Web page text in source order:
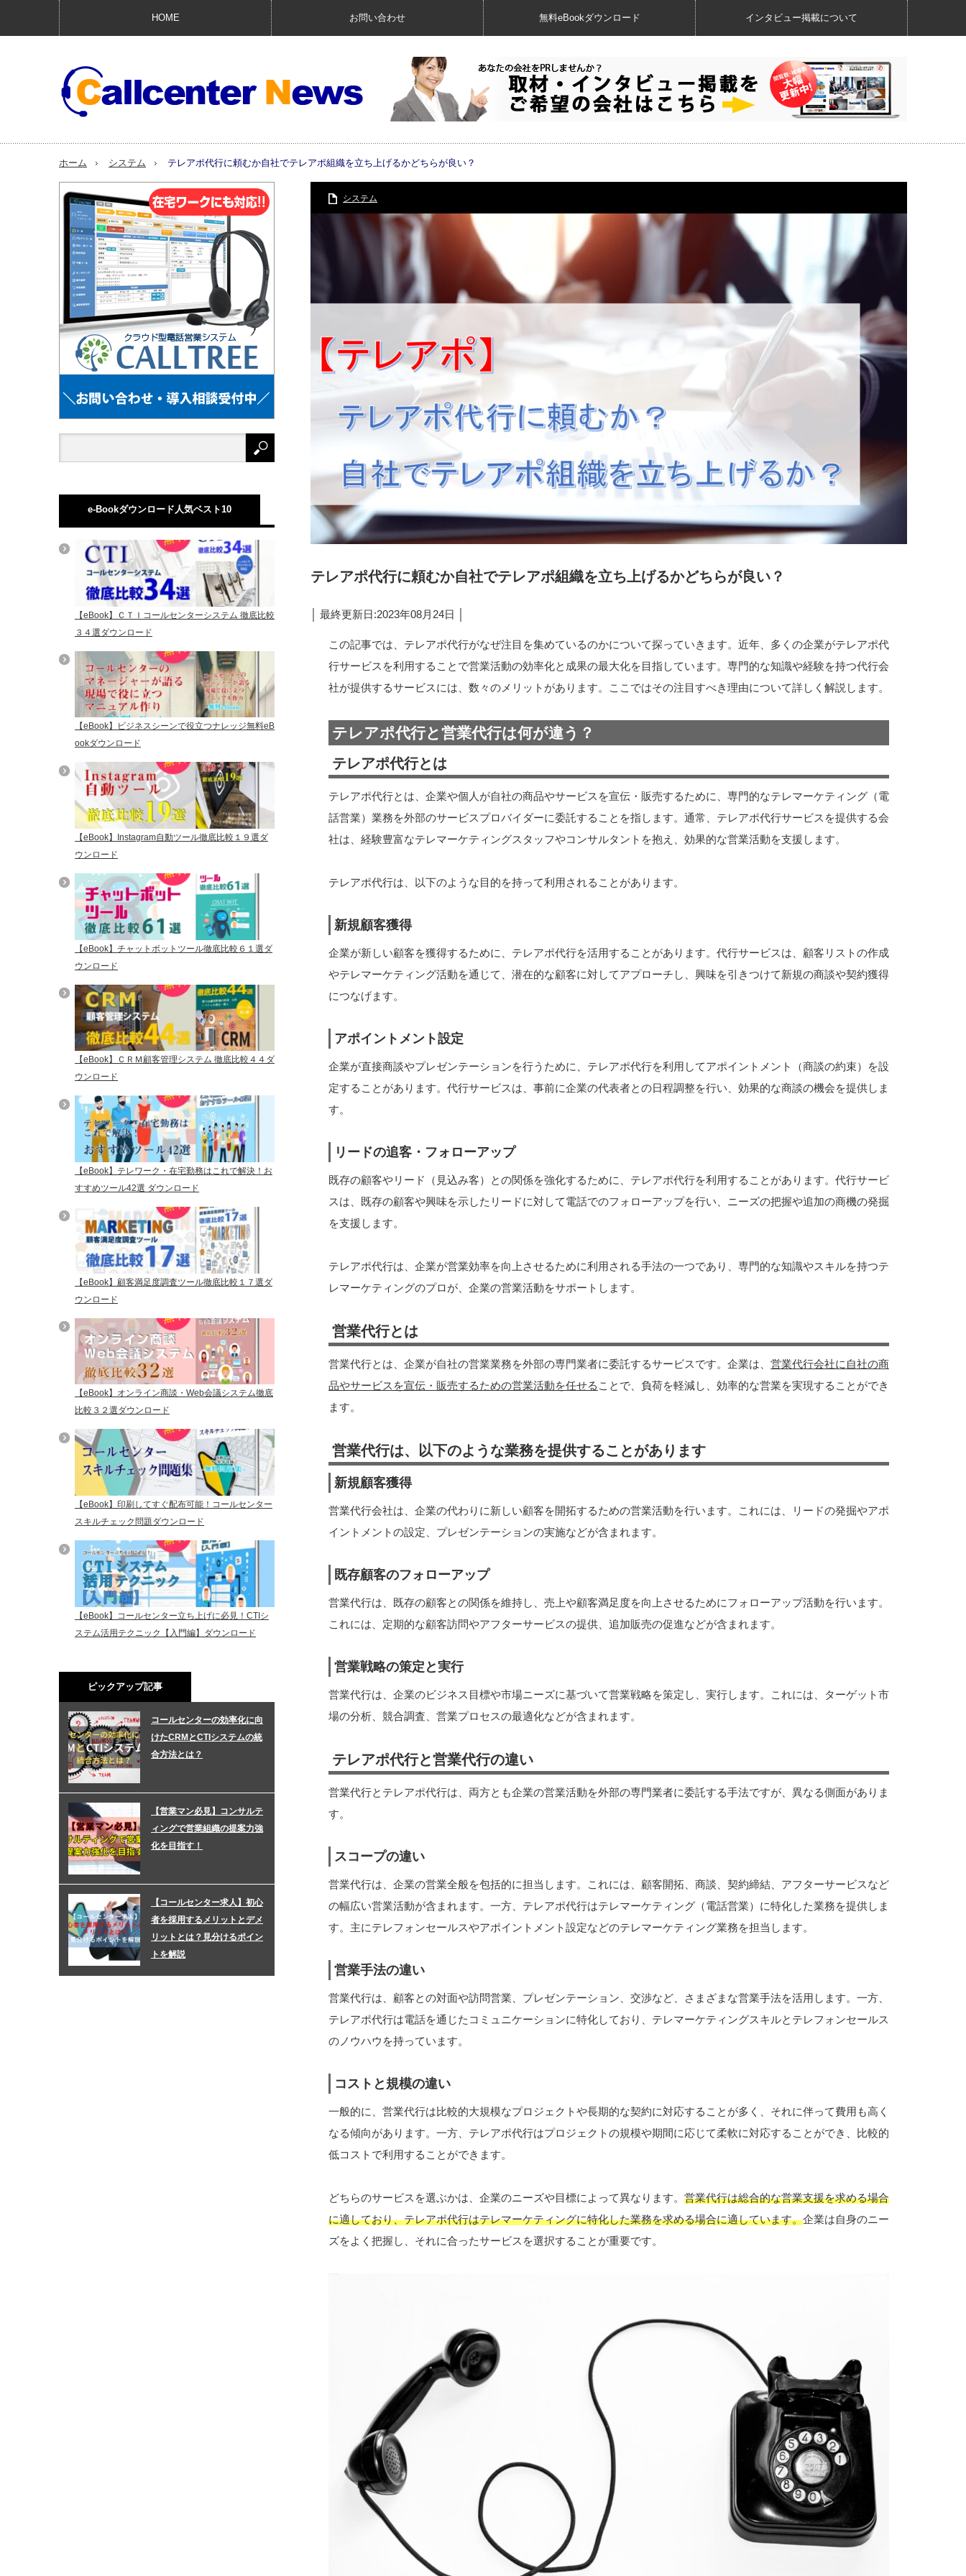
HOME お問い合わせ 無料eBookダウンロード インタビュー掲載について
ホーム システム テレアポ代行に頼むか自社でテレアポ組織を立ち上げるかどちらが良い？
システム
テレアポ代行に頼むか自社でテレアポ組織を立ち上げるかどちらが良い？
│ 最終更新日:2023年08月24日 │
この記事では、テレアポ代行がなぜ注目を集めているのかについて探っていきます。近年、多くの企業がテレアポ代
行サービスを利用することで営業活動の効率化と成果の最大化を目指しています。専門的な知識や経験を持つ代行会
社が提供するサービスには、数々のメリットがあります。ここではその注目すべき理由について詳しく解説します。
テレアポ代行と営業代行は何が違う？
テレアポ代行とは
テレアポ代行とは、企業や個人が自社の商品やサービスを宣伝・販売するために、専門的なテレマーケティング（電
話営業）業務を外部のサービスプロバイダーに委託することを指します。通常、テレアポ代行サービスを提供する会
社は、経験豊富なテレマーケティングスタッフやコンサルタントを抱え、効果的な営業活動を支援します。
テレアポ代行は、以下のような目的を持って利用されることがあります。
新規顧客獲得
企業が新しい顧客を獲得するために、テレアポ代行を活用することがあります。代行サービスは、顧客リストの作成
やテレマーケティング活動を通じて、潜在的な顧客に対してアプローチし、興味を引きつけて新規の商談や契約獲得
につなげます。
アポイントメント設定
企業が直接商談やプレゼンテーションを行うために、テレアポ代行を利用してアポイントメント（商談の約束）を設
定することがあります。代行サービスは、事前に企業の代表者との日程調整を行い、効果的な商談の機会を提供しま
す。
リードの追客・フォローアップ
既存の顧客やリード（見込み客）との関係を強化するために、テレアポ代行を利用することがあります。代行サービ
スは、既存の顧客や興味を示したリードに対して電話でのフォローアップを行い、ニーズの把握や追加の商機の発掘
を支援します。
テレアポ代行は、企業が営業効率を向上させるために利用される手法の一つであり、専門的な知識やスキルを持つテ
レマーケティングのプロが、企業の営業活動をサポートします。
営業代行とは
営業代行とは、企業が自社の営業業務を外部の専門業者に委託するサービスです。企業は、 営業代行会社に自社の商
品やサービスを宣伝・販売するための営業活動を任せる ことで、負荷を軽減し、効率的な営業を実現することができ
ます。
営業代行は、以下のような業務を提供することがあります
新規顧客獲得
営業代行会社は、企業の代わりに新しい顧客を開拓するための営業活動を行います。これには、リードの発掘やアポ
イントメントの設定、プレゼンテーションの実施などが含まれます。
既存顧客のフォローアップ
営業代行は、既存の顧客との関係を維持し、売上や顧客満足度を向上させるためにフォローアップ活動を行います。
これには、定期的な顧客訪問やアフターサービスの提供、追加販売の促進などが含まれます。
営業戦略の策定と実行
営業代行は、企業のビジネス目標や市場ニーズに基づいて営業戦略を策定し、実行します。これには、ターゲット市
場の分析、競合調査、営業プロセスの最適化などが含まれます。
テレアポ代行と営業代行の違い
営業代行とテレアポ代行は、両方とも企業の営業活動を外部の専門業者に委託する手法ですが、異なる側面がありま
す。
スコープの違い
営業代行は、企業の営業全般を包括的に担当します。これには、顧客開拓、商談、契約締結、アフターサービスなど
の幅広い営業活動が含まれます。一方、テレアポ代行はテレマーケティング（電話営業）に特化した業務を提供しま
す。主にテレフォンセールスやアポイントメント設定などのテレマーケティング業務を担当します。
営業手法の違い
営業代行は、顧客との対面や訪問営業、プレゼンテーション、交渉など、さまざまな営業手法を活用します。一方、
テレアポ代行は電話を通じたコミュニケーションに特化しており、テレマーケティングスキルとテレフォンセールス
のノウハウを持っています。
コストと規模の違い
一般的に、営業代行は比較的大規模なプロジェクトや長期的な契約に対応することが多く、それに伴って費用も高く
なる傾向があります。一方、テレアポ代行はプロジェクトの規模や期間に応じて柔軟に対応することができ、比較的
低コストで利用することができます。
どちらのサービスを選ぶかは、企業のニーズや目標によって異なります。 営業代行は総合的な営業支援を求める場合
に適しており、テレアポ代行はテレマーケティングに特化した業務を求める場合に適しています。企業は自身のニー
ズをよく把握し、それに合ったサービスを選択することが重要です。
e-Bookダウンロード人気ベスト10
【eBook】ＣＴＩコールセンターシステム 徹底比較
３４選ダウンロード
【eBook】ビジネスシーンで役立つナレッジ無料eB
ookダウンロード
【eBook】Instagram自動ツール徹底比較１９選ダ
ウンロード
【eBook】チャットボットツール徹底比較６１選ダ
ウンロード
【eBook】ＣＲＭ顧客管理システム 徹底比較４４ダ
ウンロード
【eBook】テレワーク・在宅勤務はこれで解決！お
すすめツール42選 ダウンロード
【eBook】顧客満足度調査ツール徹底比較１７選ダ
ウンロード
【eBook】オンライン商談・Web会議システム徹底
比較３２選ダウンロード
【eBook】印刷してすぐ配布可能！コールセンター
スキルチェック問題ダウンロード
【eBook】コールセンター立ち上げに必見！CTIシ
ステム活用テクニック【入門編】ダウンロード
ピックアップ記事
コールセンターの効率化に向
けたCRMとCTIシステムの統
合方法とは？
【営業マン必見】コンサルテ
ィングで営業組織の提案力強
化を目指す！
【コールセンター求人】初心
者を採用するメリットとデメ
リットとは？見分けるポイン
トを解説